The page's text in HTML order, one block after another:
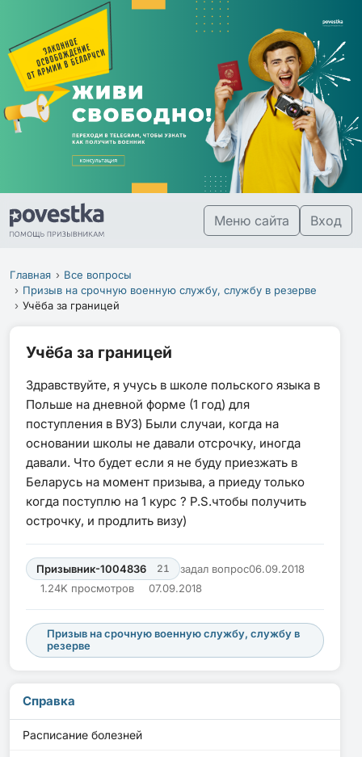
Меню сайта Вход
Главная
Все вопросы
Призыв на срочную военную службу, службу в резерве
Учёба за границей
Учёба за границей
Здравствуйте, я учусь в школе польского языка в
Польше на дневной форме (1 год) для
поступления в ВУЗ) Были случаи, когда на
основании школы не давали отсрочку, иногда
давали. Что будет если я не буду приезжать в
Беларусь на момент призыва, а приеду только
когда поступлю на 1 курс ? P.S.чтобы получить
острочку, и продлить визу)
Призывник-1004836 21 задал вопрос06.09.2018
1.24K просмотров
07.09.2018
Призыв на срочную военную службу, службу в
резерве
Справка
Расписание болезней